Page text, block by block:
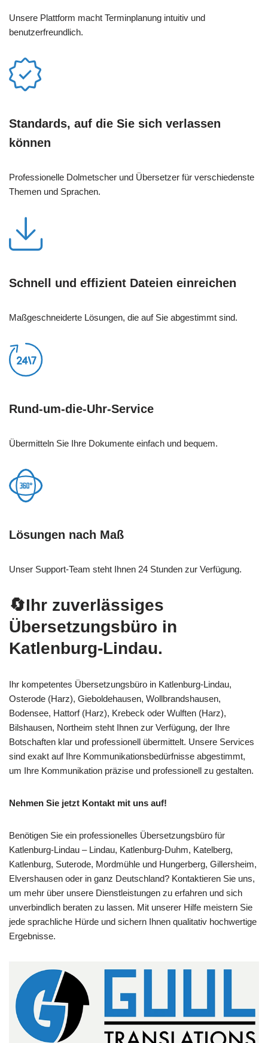
Unsere Plattform macht Terminplanung intuitiv und
benutzerfreundlich.
Standards, auf die Sie sich verlassen
können
Professionelle Dolmetscher und Übersetzer für verschiedenste
Themen und Sprachen.
Schnell und effizient Dateien einreichen
Maßgeschneiderte Lösungen, die auf Sie abgestimmt sind.
Rund-um-die-Uhr-Service
Übermitteln Sie Ihre Dokumente einfach und bequem.
Lösungen nach Maß
Unser Support-Team steht Ihnen 24 Stunden zur Verfügung.
🔄Ihr zuverlässiges
Übersetzungsbüro in
Katlenburg-Lindau.
Ihr kompetentes Übersetzungsbüro in Katlenburg-Lindau,
Osterode (Harz), Gieboldehausen, Wollbrandshausen,
Bodensee, Hattorf (Harz), Krebeck oder Wulften (Harz),
Bilshausen, Northeim steht Ihnen zur Verfügung, der Ihre
Botschaften klar und professionell übermittelt. Unsere Services
sind exakt auf Ihre Kommunikationsbedürfnisse abgestimmt,
um Ihre Kommunikation präzise und professionell zu gestalten.
Nehmen Sie jetzt Kontakt mit uns auf!
Benötigen Sie ein professionelles Übersetzungsbüro für
Katlenburg-Lindau – Lindau, Katlenburg-Duhm, Katelberg,
Katlenburg, Suterode, Mordmühle und Hungerberg, Gillersheim,
Elvershausen oder in ganz Deutschland? Kontaktieren Sie uns,
um mehr über unsere Dienstleistungen zu erfahren und sich
unverbindlich beraten zu lassen. Mit unserer Hilfe meistern Sie
jede sprachliche Hürde und sichern Ihnen qualitativ hochwertige
Ergebnisse.